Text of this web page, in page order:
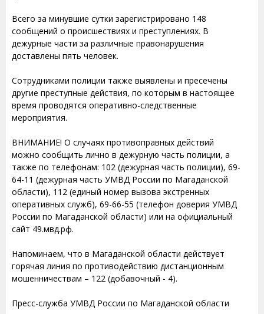
Всего за минувшие сутки зарегистрировано 148
сообщений о происшествиях и преступлениях. В
дежурные части за различные правонарушения
доставлены пять человек.
Сотрудниками полиции также выявлены и пресечены
другие преступные действия, по которым в настоящее
время проводятся оперативно-следственные
мероприятия.
ВНИМАНИЕ! О случаях противоправных действий
можно сообщить лично в дежурную часть полиции, а
также по телефонам: 102 (дежурная часть полиции), 69-
64-11 (дежурная часть УМВД России по Магаданской
области), 112 (единый номер вызова экстренных
оперативных служб), 69-66-55 (телефон доверия УМВД
России по Магаданской области) или на официальный
сайт 49.мвд.рф.
Напоминаем, что в Магаданской области действует
горячая линия по противодействию дистанционным
мошенничествам – 122 (добавочный - 4).
Пресс-служба УМВД России по Магаданской области